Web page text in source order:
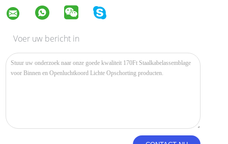
Voer uw bericht in